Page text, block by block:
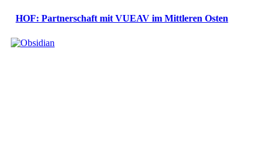
HOF: Partnerschaft mit VUEAV im Mittleren Osten